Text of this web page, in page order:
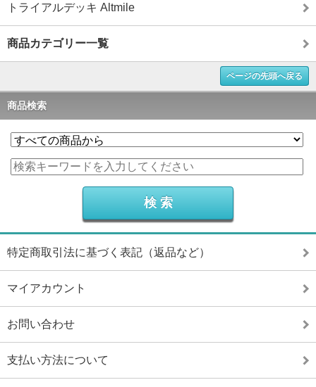
トライアルデッキ Altmile
商品カテゴリー一覧
ページの先頭へ戻る
商品検索
特定商取引法に基づく表記（返品など）
マイアカウント
お問い合わせ
支払い方法について